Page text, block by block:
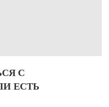
С
ЕСТЬ